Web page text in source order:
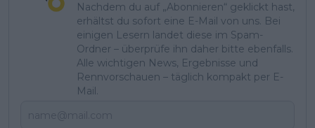
Nachdem du auf „Abonnieren“ geklickt hast,
erhältst du sofort eine E-Mail von uns. Bei
einigen Lesern landet diese im Spam-
Ordner – überprüfe ihn daher bitte ebenfalls.
Alle wichtigen News, Ergebnisse und
Rennvorschauen – täglich kompakt per E-
Mail.